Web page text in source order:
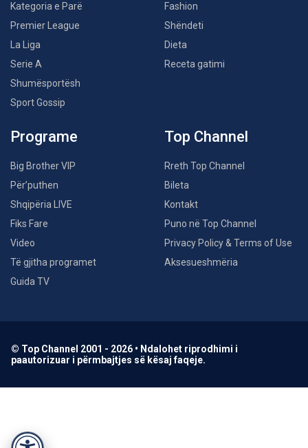
Kategoria e Parë
Premier League
La Liga
Serie A
Shumësportësh
Sport Gossip
Fashion
Shëndeti
Dieta
Receta gatimi
Programe
Big Brother VIP
Për’puthen
Shqipëria LIVE
Fiks Fare
Video
Të gjitha programet
Guida TV
Top Channel
Rreth Top Channel
Bileta
Kontakt
Puno në Top Channel
Privacy Policy & Terms of Use
Aksesueshmëria
© Top Channel 2001 - 2026 • Ndalohet riprodhimi i
paautorizuar i përmbajtjes së kësaj faqeje.